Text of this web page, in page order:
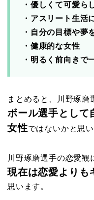
・優しくて可愛ら
・アスリート生活
・自分の目標や夢
・健康的な女性
・明るく前向きで
まとめると、川野琢
ボール選手として
女性ではないかと思い
川野琢磨選手の恋愛観
現在は恋愛よりも
思います。